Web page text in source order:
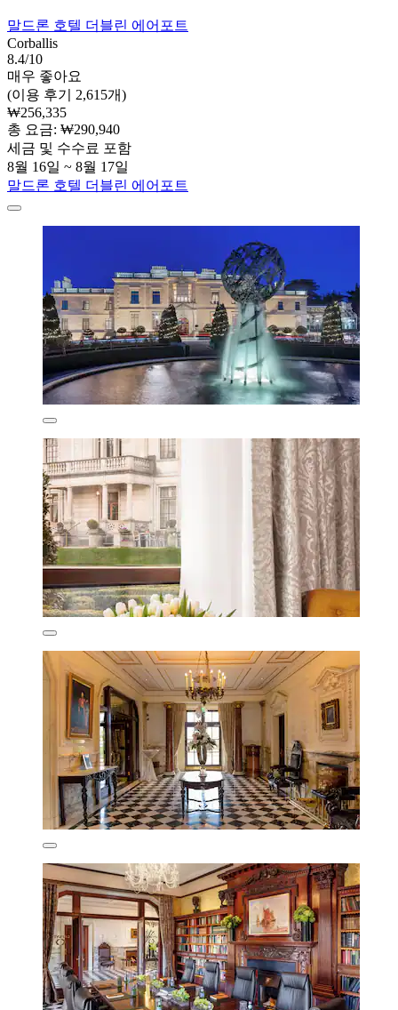
말드론 호텔 더블린 에어포트
Corballis
8.4/10
매우 좋아요
(이용 후기 2,615개)
₩256,335
총 요금: ₩290,940
세금 및 수수료 포함
8월 16일 ~ 8월 17일
말드론 호텔 더블린 에어포트